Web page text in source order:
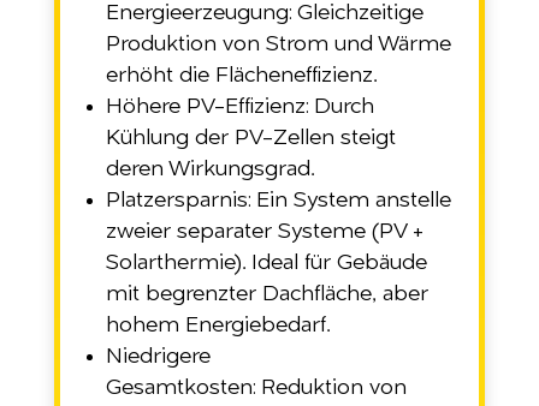
Energieerzeugung: Gleichzeitige
Produktion von Strom und Wärme
erhöht die Flächeneffizienz.
Höhere PV-Effizienz: Durch
Kühlung der PV-Zellen steigt
deren Wirkungsgrad.
Platzersparnis: Ein System anstelle
zweier separater Systeme (PV +
Solarthermie). Ideal für Gebäude
mit begrenzter Dachfläche, aber
hohem Energiebedarf.
Niedrigere
Gesamtkosten: Reduktion von